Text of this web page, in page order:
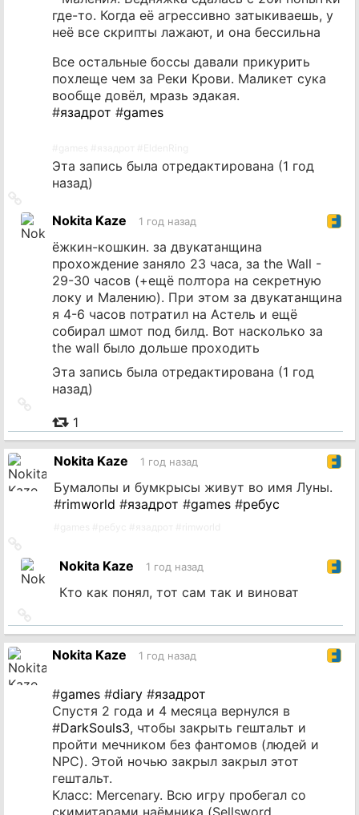
где-то. Когда её агрессивно затыкиваешь, у
неё все скрипты лажают, и она бессильна
Все остальные боссы давали прикурить
похлеще чем за Реки Крови. Маликет сука
вообще довёл, мразь эдакая.
#язадрот #games
Эта запись была отредактирована (1 год
назад)
на
источникNokita Kaze 1 год назад
ёжкин-кошкин. за двукатанщина
прохождение заняло 23 часа, за the Wall -
29-30 часов (+ещё полтора на секретную
локу и Малению). При этом за двукатанщина
я 4-6 часов потратил на Астель и ещё
собирал шмот под билд. Вот насколько за
the wall было дольше проходить
Эта запись была отредактирована (1 год
назад)
источник
1
Nokita Kaze 1 год назад
Бумалопы и бумкрысы живут во имя Луны.
#rimworld #язадрот #games #ребус
на
источникNokita Kaze 1 год назад
Кто как понял, тот сам так и виноват
на
источник
Nokita Kaze 1 год назад
#games #diary #язадрот
Спустя 2 года и 4 месяца вернулся в
#DarkSouls3, чтобы закрыть гештальт и
пройти мечником без фантомов (людей и
NPC). Этой ночью закрыл закрыл этот
гештальт.
Класс: Mercenary. Всю игру пробегал со
скимитарами наёмника (Sellsword